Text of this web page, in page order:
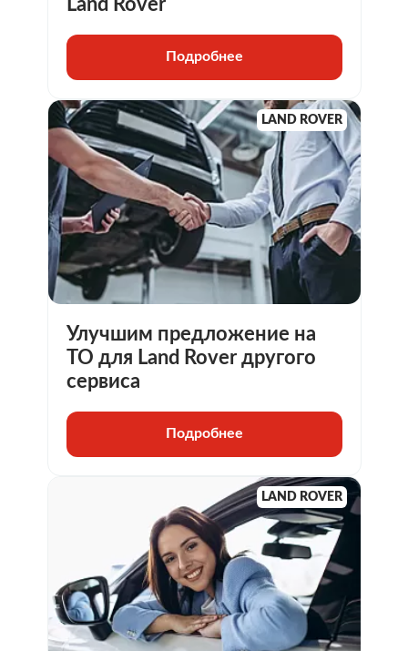
Land Rover
Подробнее
LAND ROVER
Улучшим предложение на
ТО для Land Rover другого
сервиса
Подробнее
LAND ROVER